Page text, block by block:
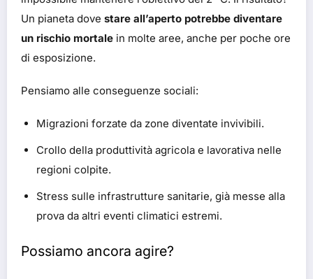
Un pianeta dove stare all’aperto potrebbe diventare
un rischio mortale in molte aree, anche per poche ore
di esposizione.
Pensiamo alle conseguenze sociali:
Migrazioni forzate da zone diventate invivibili.
Crollo della produttività agricola e lavorativa nelle
regioni colpite.
Stress sulle infrastrutture sanitarie, già messe alla
prova da altri eventi climatici estremi.
Possiamo ancora agire?